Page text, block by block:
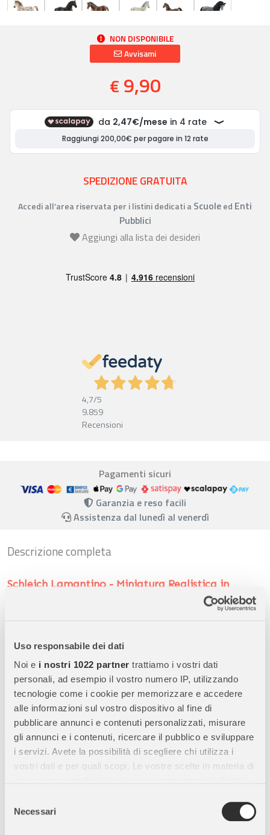
Uso responsabile dei dati
Noi e i nostri 1022 partner trattiamo i vostri dati
personali, ad esempio il vostro numero IP, utilizzando
tecnologie come i cookie per memorizzare e accedere
alle informazioni sul vostro dispositivo al fine di
pubblicare annunci e contenuti personalizzati, misurare
gli annunci e i contenuti, ricercare il pubblico e sviluppare
i servizi. Avete la possibilità di scegliere chi utilizza i
vostri dati e per quali scopi. Le vostre scelte in materia di
modificare o revocare il proprio consenso in qualsiasi
momento dalla Dichiarazione sui cookie o facendo clic
delNecessari
NON DISPONIBILE
Avvisami
€ 9,90
SPEDIZIONE GRATUITA
Accedi all’area riservata per i listini dedicati a Scuoleed Enti
Pubblici
Aggiungi alla lista dei desideri
4,7/5
9.859
Recensioni
Pagamenti sicuri
Garanzia e reso facili
Assistenza dal lunedì al venerdì
Descrizione completa
Schleich Lamantino - Miniatura Realistica in
appassionati del mondo naturale. Questa figura unisce
premium, realismo e valore educativo, rendendola ideale sia
per ilgioco educativoche per l’esposizione.
Caratteristiche Principali:
Alta qualità Schleich:Realizzato conmateriali resistenti,
durevoli e sicuri, progettati per garantire una lunga durata nel
modellato con estrema precisione, riproducendo fedelmente
forme, texture e proporzioni di questo affascinante